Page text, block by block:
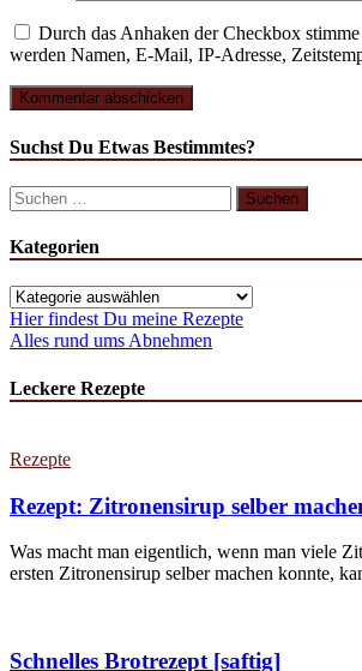
Durch das Anhaken der Checkbox
werden Namen, E-Mail, IP-Adresse,
Suchst Du Etwas Bestimmtes?
Suchen
nach:
Kategorien
Kategorien
Hier findest Du meine Rezepte
Alles rund ums Abnehmen
Leckere Rezepte
Rezepte
Rezept: Zitronensirup selber
Was macht man eigentlich, wenn man viele
ersten Zitronensirup selber machen konnte,
Schnelles Brotrezept [saftig]